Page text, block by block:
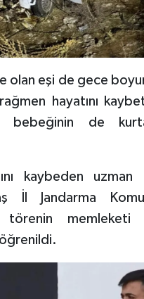
olan eşi de gece
hayatını
de
kaybeden uzman
İl Jandarma
törenin memleketi